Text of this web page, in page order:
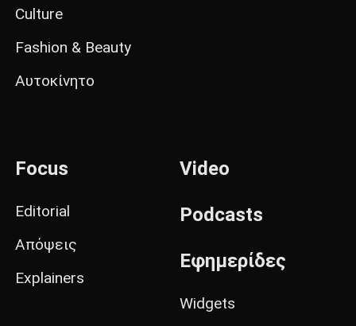
Culture
Fashion & Beauty
Αυτοκίνητο
Focus
Editorial
Απόψεις
Explainers
Video
Podcasts
Εφημερίδες
Widgets